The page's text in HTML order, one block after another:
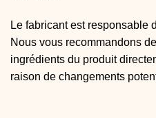
Le fabricant est responsable
Nous vous recommandons
ingrédients du produit
raison de changements